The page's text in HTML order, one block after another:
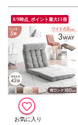
8/9時点_ポイント最大11倍